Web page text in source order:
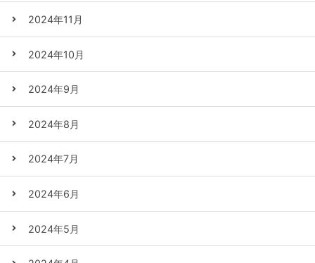
2024年11月
2024年10月
2024年9月
2024年8月
2024年7月
2024年6月
2024年5月